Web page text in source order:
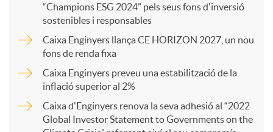
r
“Champions ESG 2024” pels seus fons d'inversió
sostenibles i responsables
Caixa Enginyers llança CE HORIZON 2027, un nou
fons de renda fixa
Caixa Enginyers preveu una estabilització de la
inflació superior al 2%
Caixa d'Enginyers renova la seva adhesió al “2022
Global Investor Statement to Governments on the